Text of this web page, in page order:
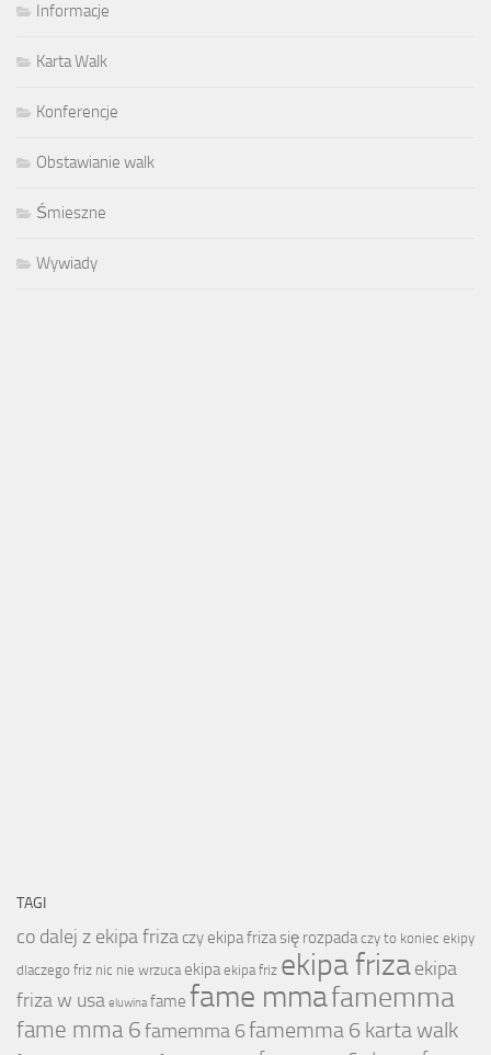
Informacje
Karta Walk
Konferencje
Obstawianie walk
Śmieszne
Wywiady
TAGI
co dalej z ekipa friza czy ekipa friza się rozpada czy to koniec ekipy
dlaczego friz nic nie wrzuca ekipa ekipa friz ekipa frizaekipa
friza w usa eluwina fame fame mmafamemma
fame mma 6famemma 6famemma 6 karta walk